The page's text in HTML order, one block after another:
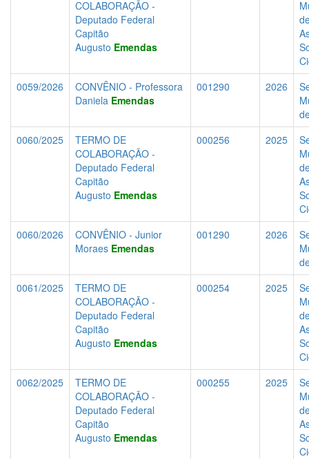
COLABORAÇÃO -
Deputado Federal
Capitão
Augusto Emendas
0059/2026
CONVÊNIO - Professora
Daniela Emendas
001290 2026
0060/2025
TERMO DE
COLABORAÇÃO -
Deputado Federal
Capitão
Augusto Emendas
000256 2025
0060/2026
CONVÊNIO - Junior
Moraes Emendas
001290 2026
0061/2025
TERMO DE
COLABORAÇÃO -
Deputado Federal
Capitão
Augusto Emendas
000254 2025
0062/2025
TERMO DE
COLABORAÇÃO -
Deputado Federal
Capitão
Augusto Emendas
000255 2025